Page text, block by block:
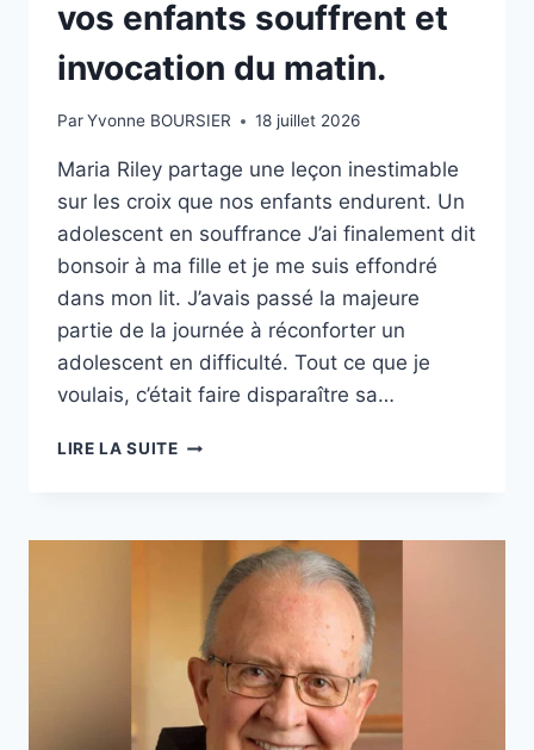
vos enfants souffrent et
invocation du matin.
ParYvonne BOURSIER 18 juillet 2026
Maria Riley partage une leçon inestimable
sur les croix que nos enfants endurent. Un
adolescent en souffrance J’ai finalement dit
bonsoir à ma fille et je me suis effondré
dans mon lit. J’avais passé la majeure
partie de la journée à réconforter un
adolescent en difficulté. Tout ce que je
voulais, c’était faire disparaître sa…
LIRE LA SUITEVOUS
VOS
ENFANTS
SOUFFRENT
INVOCATION
DU
MATIN.